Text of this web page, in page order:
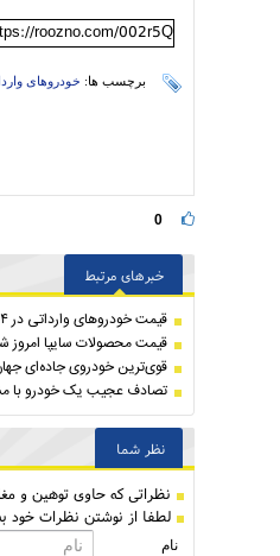
roozno.com/002r5Q
برچسب ها: خودروهای
0
خبرهای مرتبط
قیمت خودرو‌های وارداتی در ۱۴۰۴ افزایش می‌یابد
قیمت محصولات سایپا امروز شنبه ۱۸ اسفند ۱۴۰۳/ اختلاف شاهین و ساینا به ۷۶۰
قوی‌ترین خودروی جاده‌ای جهان؛ هیولایی
تصادف عجیب یک خودرو با
نظر شما
نظراتی كه حاوی توهین و
لطفا از نوشتن نظرات خود
نام